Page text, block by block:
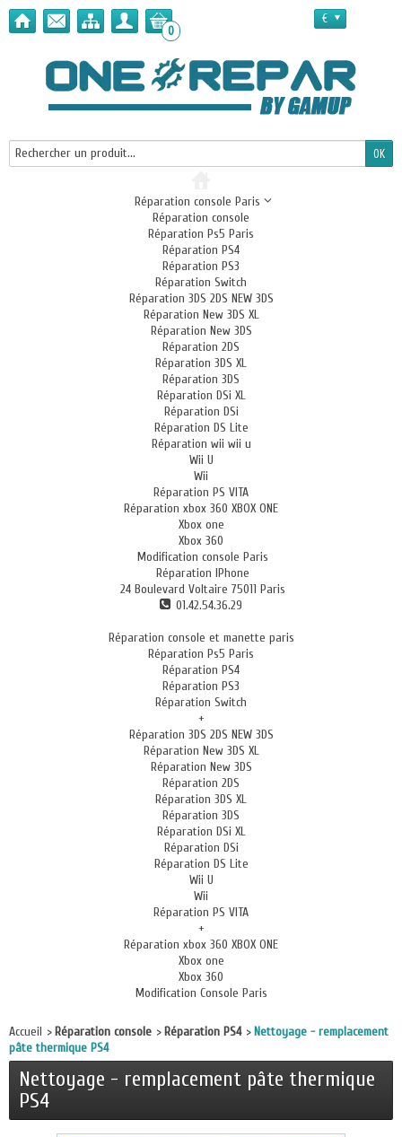
0
€
Réparation console Paris
Réparation console
Réparation Ps5 Paris
Réparation PS4
Réparation PS3
Réparation Switch
Réparation 3DS 2DS NEW 3DS
Réparation New 3DS XL
Réparation New 3DS
Réparation 2DS
Réparation 3DS XL
Réparation 3DS
Réparation DSi XL
Réparation DSi
Réparation DS Lite
Réparation wii wii u
Wii U
Wii
Réparation PS VITA
Réparation xbox 360 XBOX ONE
Xbox one
Xbox 360
Modification console Paris
Réparation IPhone
24 Boulevard Voltaire 75011 Paris
01.42.54.36.29
Réparation console et manette paris
Réparation Ps5 Paris
Réparation PS4
Réparation PS3
Réparation Switch
+
Réparation 3DS 2DS NEW 3DS
Réparation New 3DS XL
Réparation New 3DS
Réparation 2DS
Réparation 3DS XL
Réparation 3DS
Réparation DSi XL
Réparation DSi
Réparation DS Lite
Wii U
Wii
Réparation PS VITA
+
Réparation xbox 360 XBOX ONE
Xbox one
Xbox 360
Modification Console Paris
Accueil >Réparation console >Réparation PS4 > Nettoyage - remplacement
pâte thermique PS4
Nettoyage - remplacement pâte thermique
PS4